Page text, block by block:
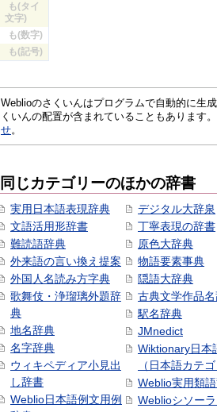
も(タイ
文字)
も(数字)
も(記号)
Weblioのさくいんはプログラムで自動的に生
くいんの配置が含まれていることもあります
せ。
同じカテゴリーのほかの辞書
実用日本語表現辞典
文語活用形辞書
難読語辞典
外来語の言い換え提案
外国人名読み方字典
歌舞伎・浄瑠璃外題辞
典
地名辞典
名字辞典
ウィキペディア小見出
し辞書
Weblio日本語例文用例
デジタル大辞泉
丁寧表現の辞書
原色大辞典
物語要素事典
隠語大辞典
古典文学作品
駅名辞典
JMnedict
Wiktionary日本
（日本語カテ
Weblio実用類
Weblioシソー